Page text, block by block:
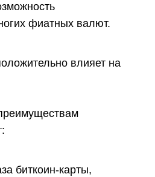
фиатных валют.
влияет на
биткоин-карты,